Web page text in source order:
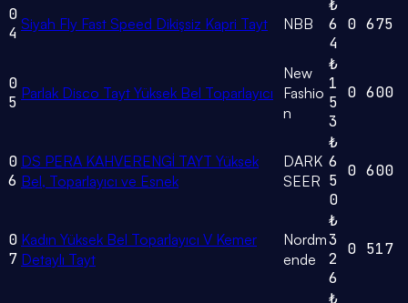
0
4 Siyah Fly Fast Speed Dikişsiz Kapri Tayt NBB
₺
6
4
0 675
0
5 Parlak Disco Tayt Yüksek Bel Toparlayıcı
New
Fashio
n
₺
1
5
3
0 600
0
6
DS PERA KAHVERENGİ TAYT Yüksek
Bel, Toparlayıcı ve Esnek
DARK
SEER
₺
6
5
0
0 600
0
7
Kadın Yüksek Bel Toparlayıcı V Kemer
Detaylı Tayt
Nordm
ende
₺
3
2
6
0 517